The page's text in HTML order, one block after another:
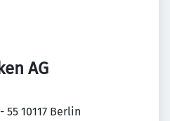
AG
55 10117 Berlin